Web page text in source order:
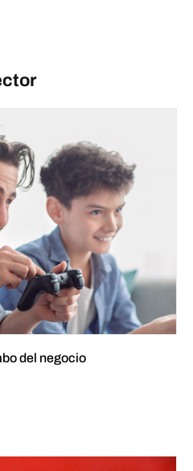
del negocio